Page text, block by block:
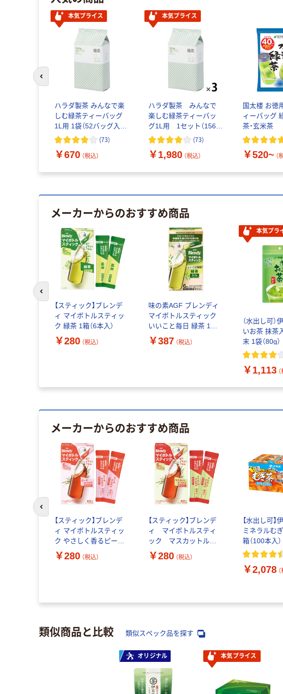
本気プライス
ハラダ製茶 みんなで楽
しむ緑茶ティーバッグ
1L用 1袋（52バッグ入）
オリジナル
(73)
￥670 （税込）
本気プライス
ハラダ製茶 みんなで
楽しむ緑茶ティーバッ
グ1L用 1セット（156バ
ッグ:52バッグ入×3袋）
(73)
￥1,980 （税込）
国太楼 お徳
ィーバッグ
茶・玄米茶
￥520~ （
前のスライドへ
メーカーからのおすすめ商品
【スティック】ブレンデ
ィ マイボトルスティッ
ク 緑茶 1箱（6本入）
￥280 （税込）
味の素AGF ブレンディ
マイボトルスティック
いいこと毎日 緑茶 1箱
（6本入）
￥387 （税込）
本気プラ
（水出し可）
いお茶 抹茶
末 1袋（80g）
￥1,113
メーカーからのおすすめ商品
【スティック】ブレンデ
ィ マイボトルスティッ
ク やさしく香るピーチ
ルイボスティー 1箱（6本
入）
￥280 （税込）
【スティック】ブレンデ
ィ マイボトルスティ
ック マスカットルイ
ボスティー 1箱（6本入）
￥280 （税込）
【水出し可】
ミネラルむ
箱（100本入
クタイプ
￥2,078
前のスライドへ
類似商品と比較 類似スペック品を探す
オリジナル 本気プライス